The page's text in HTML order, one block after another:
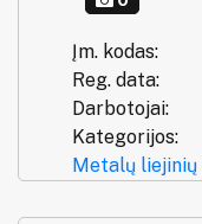
Įm. kodas:
Reg. data:
Darbotojai:
Kategorijos:
Metalų